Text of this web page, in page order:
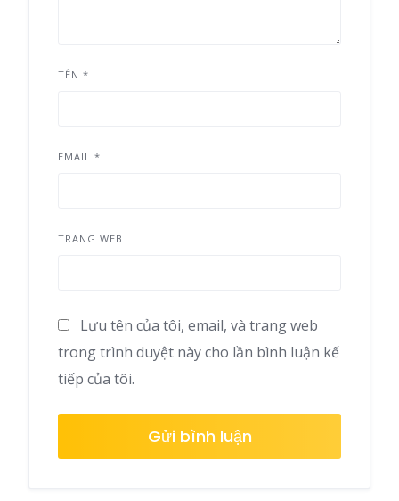
TÊN *
EMAIL *
TRANG WEB
Lưu tên của tôi, email, và trang web
trong trình duyệt này cho lần bình luận kế
tiếp của tôi.